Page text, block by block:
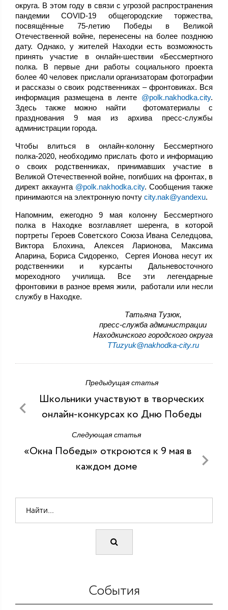
округа. В этом году в связи с угрозой распространения
пандемии COVID-19 общегородские торжества,
посвящённые 75-летию Победы в Великой
Отечественной войне, перенесены на более позднюю
дату. Однако, у жителей Находки есть возможность
принять участие в онлайн-шествии «Бессмертного
полка. В первые дни работы социального проекта
более 40 человек прислали организаторам фотографии
и рассказы о своих родственниках – фронтовиках. Вся
информация размещена в ленте @polk.nakhodka.city.
Здесь также можно найти фотоматериалы с
празднования 9 мая из архива пресс-службы
администрации города.
Чтобы влиться в онлайн-колонну Бессмертного
полка-2020, необходимо прислать фото и информацию
о своих родственниках, принимавших участие в
Великой Отечественной войне, погибших на фронтах, в
директ аккаунта @polk.nakhodka.city. Сообщения также
принимаются на электронную почту city.nak@yandexu.
Напомним, ежегодно 9 мая колонну Бессмертного
полка в Находке возглавляет шеренга, в которой
портреты Героев Советского Союза Ивана Селедцова,
Виктора Блохина, Алексея Ларионова, Максима
Апарина, Бориса Сидоренко, Сергея Ионова несут их
родственники и курсанты Дальневосточного
мореходного училища. Все эти легендарные
фронтовики в разное время жили, работали или несли
службу в Находке.
,Татьяна Тузюк
пресс-служба администрации
Находкинского городского округа
TTuzyuk@nakhodka-city.ru
Предыдущая статья
Школьники участвуют в творческих
онлайн-конкурсах ко Дню Победы
Следующая статья
«Окна Победы» откроются к 9 мая в
каждом доме
События